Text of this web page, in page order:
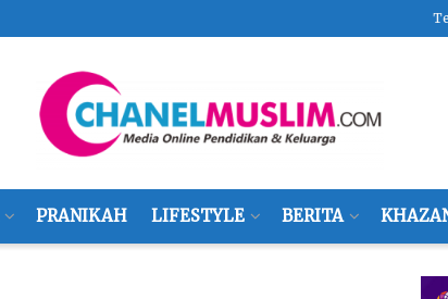
PRANIKAH LIFESTYLE BERITA